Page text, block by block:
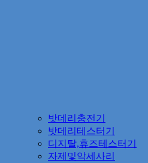
밧데리충전기
밧데리테스터기
디지탈,휴즈테스터기
자제및악세사리